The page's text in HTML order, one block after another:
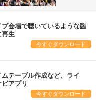
会場で聴いているような臨
生
今すぐダウンロード
テーブル作成など、ライ
アプリ
今すぐダウンロード